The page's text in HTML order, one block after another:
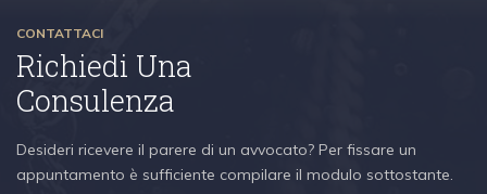
CONTATTACI
Richiedi Una
Consulenza
Desideri ricevere il parere di un avvocato? Per fissare un
appuntamento è sufficiente compilare il modulo sottostante.